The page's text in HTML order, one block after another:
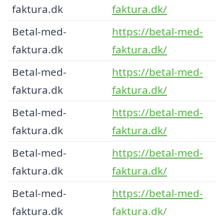
faktura.dk
faktura.dk/
Betal-med-
faktura.dk
https://betal-med-
faktura.dk/
Betal-med-
faktura.dk
https://betal-med-
faktura.dk/
Betal-med-
faktura.dk
https://betal-med-
faktura.dk/
Betal-med-
faktura.dk
https://betal-med-
faktura.dk/
Betal-med-
faktura.dk
https://betal-med-
faktura.dk/